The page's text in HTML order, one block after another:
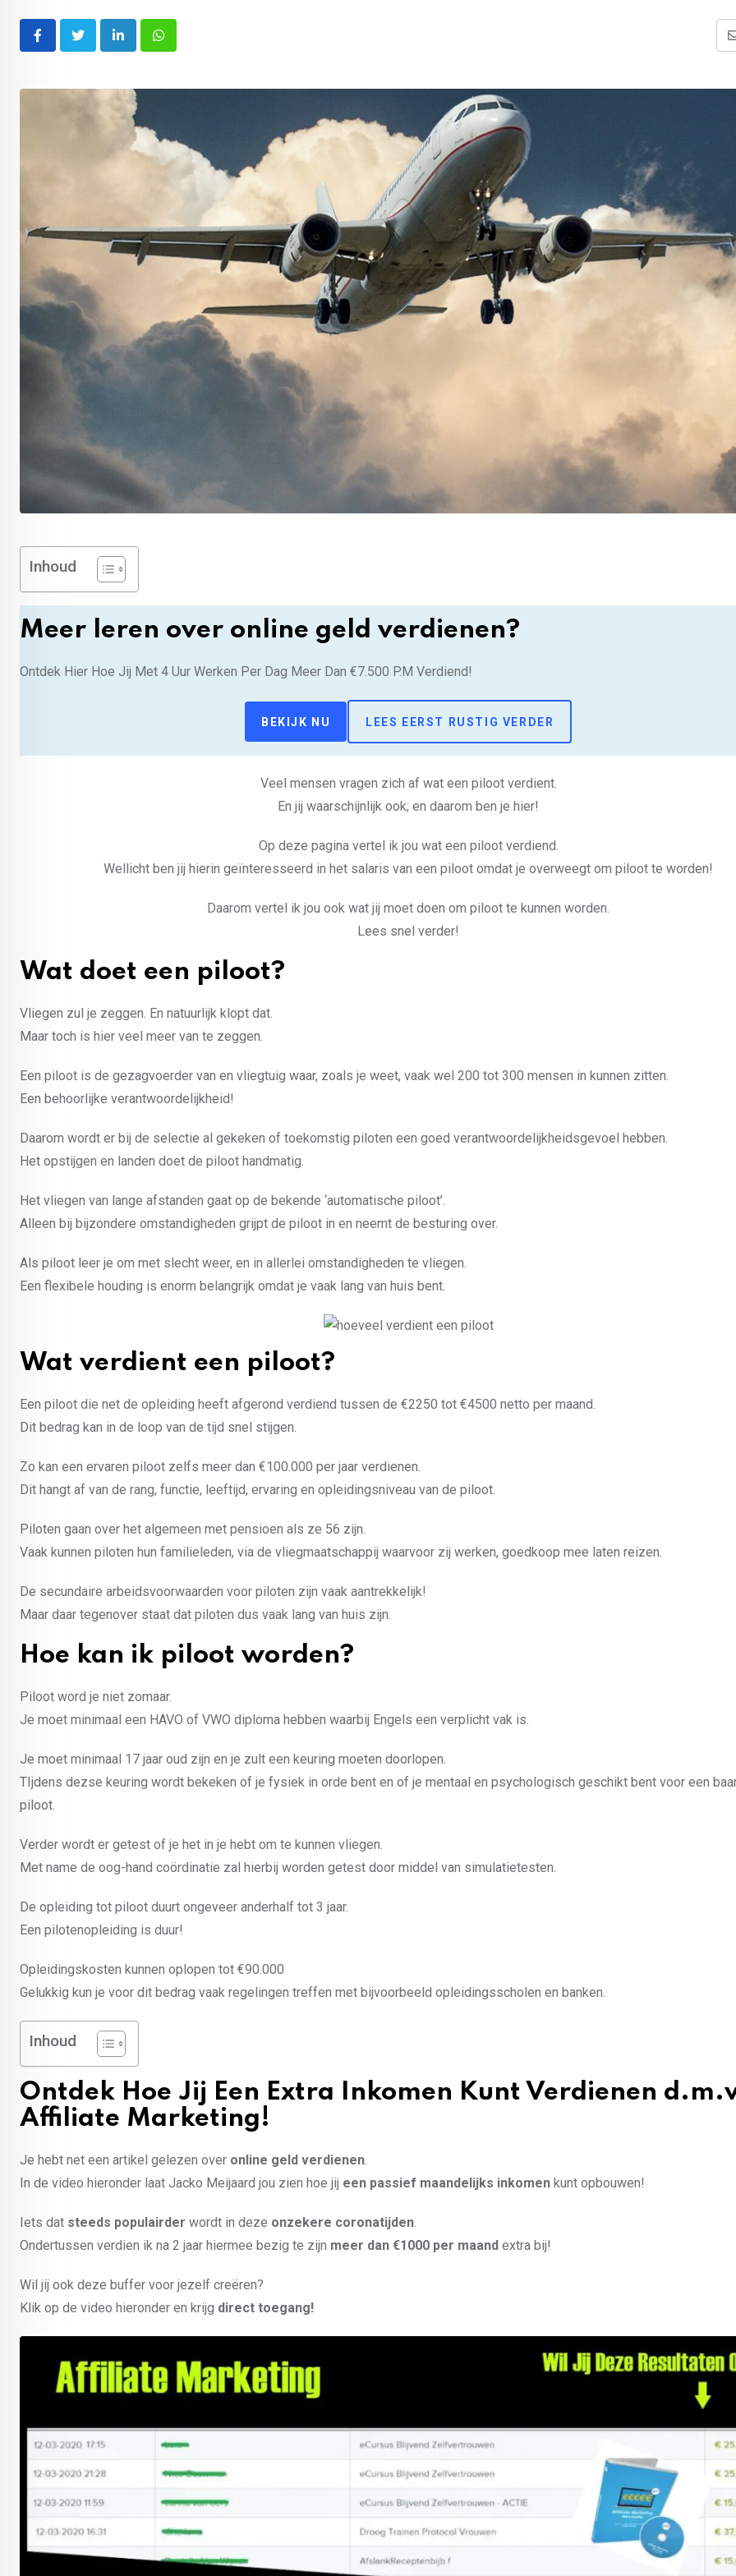
LinkedInWhatsapp
Inhoud
Meer leren over online geld verdienen?
Ontdek Hier Hoe Jij Met 4 Uur Werken Per Dag Meer Dan €7.500 P.M Verdiend!
BEKIJK NU LEES EERST RUSTIG VERDER
Veel mensen vragen zich af wat een piloot verdient.
En jij waarschijnlijk ook; en daarom ben je hier!
Op deze pagina vertel ik jou wat een piloot verdiend.
Wellicht ben jij hierin geïnteresseerd in het salaris van een piloot omdat je overweegt om piloot te worden!
Daarom vertel ik jou ook wat jij moet doen om piloot te kunnen worden.
Lees snel verder!
Wat doet een piloot?
Vliegen zul je zeggen. En natuurlijk klopt dat.
Maar toch is hier veel meer van te zeggen.
Een piloot is de gezagvoerder van en vliegtuig waar, zoals je weet, vaak wel 200 tot 300 mensen in kunnen zitten.
Een behoorlijke verantwoordelijkheid!
Daarom wordt er bij de selectie al gekeken of toekomstig piloten een goed verantwoordelijkheidsgevoel hebben.
Het opstijgen en landen doet de piloot handmatig.
Het vliegen van lange afstanden gaat op de bekende ‘automatische piloot’.
Alleen bij bijzondere omstandigheden grijpt de piloot in en neemt de besturing over.
Als piloot leer je om met slecht weer, en in allerlei omstandigheden te vliegen.
Een flexibele houding is enorm belangrijk omdat je vaak lang van huis bent.
Wat verdient een piloot?
Een piloot die net de opleiding heeft afgerond verdiend tussen de €2250 tot €4500 netto per maand.
Dit bedrag kan in de loop van de tijd snel stijgen.
Zo kan een ervaren piloot zelfs meer dan €100.000 per jaar verdienen.
Dit hangt af van de rang, functie, leeftijd, ervaring en opleidingsniveau van de piloot.
Piloten gaan over het algemeen met pensioen als ze 56 zijn.
Vaak kunnen piloten hun familieleden, via de vliegmaatschappij waarvoor zij werken, goedkoop mee laten reizen.
De secundaire arbeidsvoorwaarden voor piloten zijn vaak aantrekkelijk!
Maar daar tegenover staat dat piloten dus vaak lang van huis zijn.
Hoe kan ik piloot worden?
Piloot word je niet zomaar.
Je moet minimaal een HAVO of VWO diploma hebben waarbij Engels een verplicht vak is.
Je moet minimaal 17 jaar oud zijn en je zult een keuring moeten doorlopen.
TIjdens dezse keuring wordt bekeken of je fysiek in orde bent en of je mentaal en psychologisch geschikt bent voor een
piloot.
Verder wordt er getest of je het in je hebt om te kunnen vliegen.
Met name de oog-hand coördinatie zal hierbij worden getest door middel van simulatietesten.
De opleiding tot piloot duurt ongeveer anderhalf tot 3 jaar.
Een pilotenopleiding is duur!
Opleidingskosten kunnen oplopen tot €90.000
Gelukkig kun je voor dit bedrag vaak regelingen treffen met bijvoorbeeld opleidingsscholen en banken.
Inhoud
Ontdek Hoe Jij Een Extra Inkomen Kunt Verdienen
Affiliate Marketing!
Je hebt net een artikel gelezen over online geld verdienen.
In de video hieronder laat Jacko Meijaard jou zien hoe jij een passief maandelijks inkomen kunt opbouwen!
Iets dat steeds populairder wordt in deze onzekere coronatijden.
Ondertussen verdien ik na 2 jaar hiermee bezig te zijn meer dan €1000 per maand extra bij!
Wil jij ook deze buffer voor jezelf creëren?
Klik op de video hieronder en krijg direct toegang!